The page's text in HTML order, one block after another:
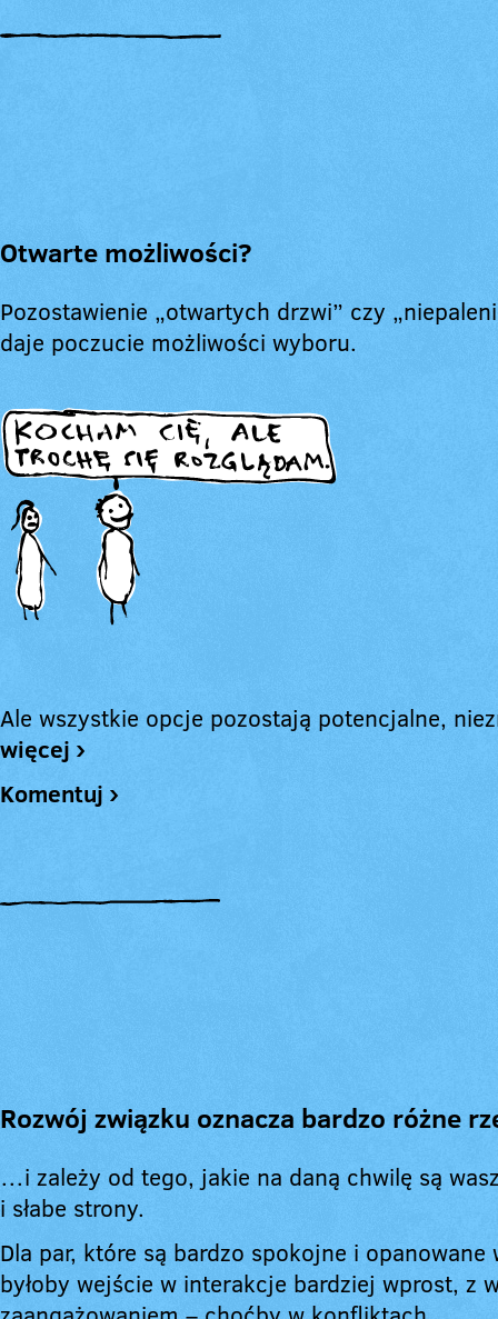
Otwarte możliwości?
Pozostawienie „otwartych drzwi” czy
daje poczucie możliwości wyboru.
Ale wszystkie opcje pozostają potencjalne,
więcej ›
Komentuj ›
Rozwój związku oznacza bardzo różne
…i zależy od tego, jakie na daną chwilę są
i słabe strony.
Dla par, które są bardzo spokojne i opanowane
byłoby wejście w interakcje bardziej wprost, z